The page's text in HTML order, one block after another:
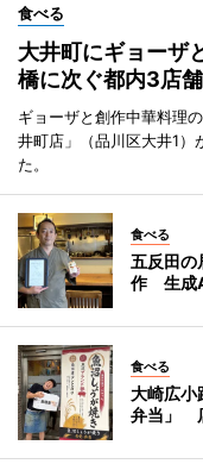
食べる
大井町にギョー
橋に次ぐ都内3店
ギョーザと創作中華料理
井町店」（品川区大井1）
た。
食べる
五反田の
作 生成
食べる
大崎広小
弁当」